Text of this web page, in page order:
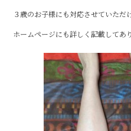
３歳のお子様にも対応させていただ
ホームページにも詳しく記載してあ